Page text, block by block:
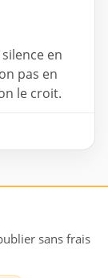
en
pas en
le croit.
sans frais